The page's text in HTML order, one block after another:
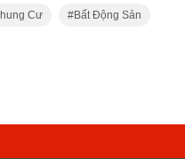
Cư Bất Động Sản